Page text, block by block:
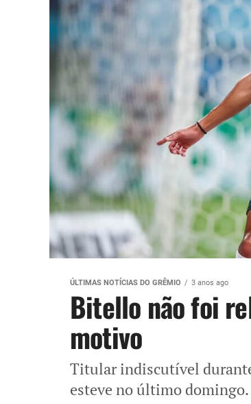
ÚLTIMAS NOTÍCIAS DO GRÊMIO 3 anos ago
Bitello não foi
motivo
Titular indiscutível
esteve no último